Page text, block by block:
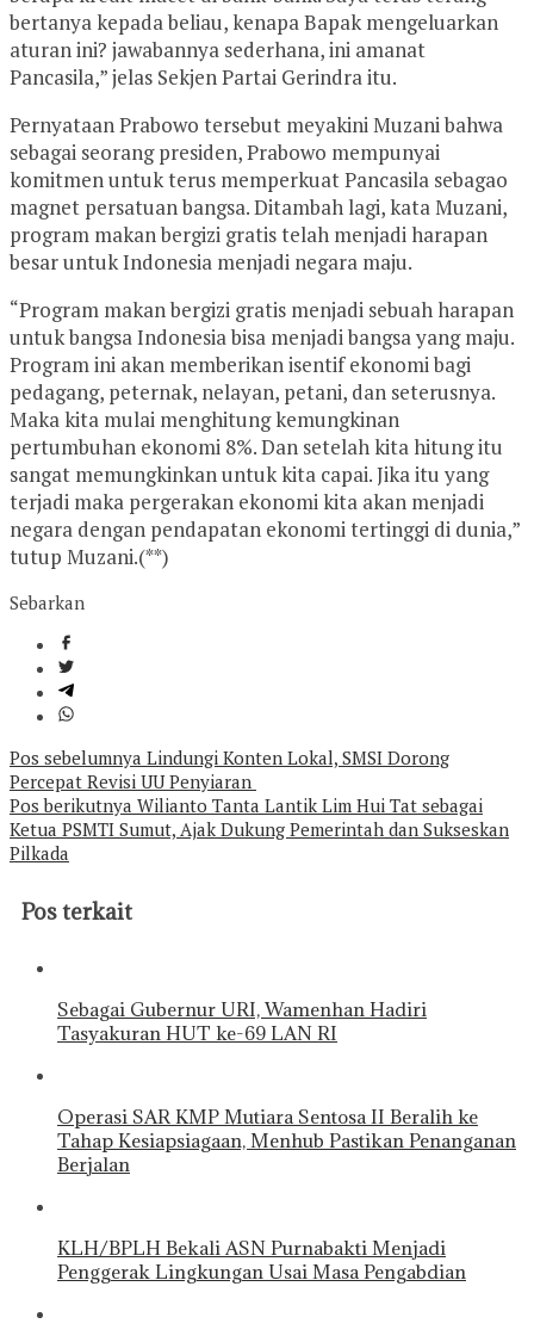
bertanya kepada beliau, kenapa Bapak mengeluarkan
aturan ini? jawabannya sederhana, ini amanat
Pancasila,” jelas Sekjen Partai Gerindra itu.
Pernyataan Prabowo tersebut meyakini Muzani bahwa
sebagai seorang presiden, Prabowo mempunyai
komitmen untuk terus memperkuat Pancasila sebagao
magnet persatuan bangsa. Ditambah lagi, kata Muzani,
program makan bergizi gratis telah menjadi harapan
besar untuk Indonesia menjadi negara maju.
“Program makan bergizi gratis menjadi sebuah harapan
untuk bangsa Indonesia bisa menjadi bangsa yang maju.
Program ini akan memberikan isentif ekonomi bagi
pedagang, peternak, nelayan, petani, dan seterusnya.
Maka kita mulai menghitung kemungkinan
pertumbuhan ekonomi 8%. Dan setelah kita hitung itu
sangat memungkinkan untuk kita capai. Jika itu yang
terjadi maka pergerakan ekonomi kita akan menjadi
negara dengan pendapatan ekonomi tertinggi di dunia,”
tutup Muzani.(**)
Sebarkan
Navigasi
pos
Pos sebelumnya Lindungi Konten Lokal, SMSI Dorong
Percepat Revisi UU Penyiaran
Pos berikutnya Wilianto Tanta Lantik Lim Hui Tat sebagai
Ketua PSMTI Sumut, Ajak Dukung Pemerintah dan Sukseskan
Pilkada
Pos terkait
Sebagai Gubernur URI, Wamenhan Hadiri
Tasyakuran HUT ke-69 LAN RI
Operasi SAR KMP Mutiara Sentosa II Beralih ke
Tahap Kesiapsiagaan, Menhub Pastikan Penanganan
Berjalan
KLH/BPLH Bekali ASN Purnabakti Menjadi
Penggerak Lingkungan Usai Masa Pengabdian